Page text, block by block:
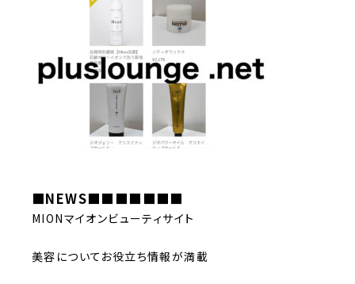
■NEWS■■■■ ■■■
MIONマイオンビューティサイト
美容についてお役立ち情報が満載